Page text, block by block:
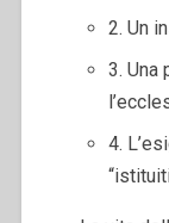
2. Un
3. Una
4.